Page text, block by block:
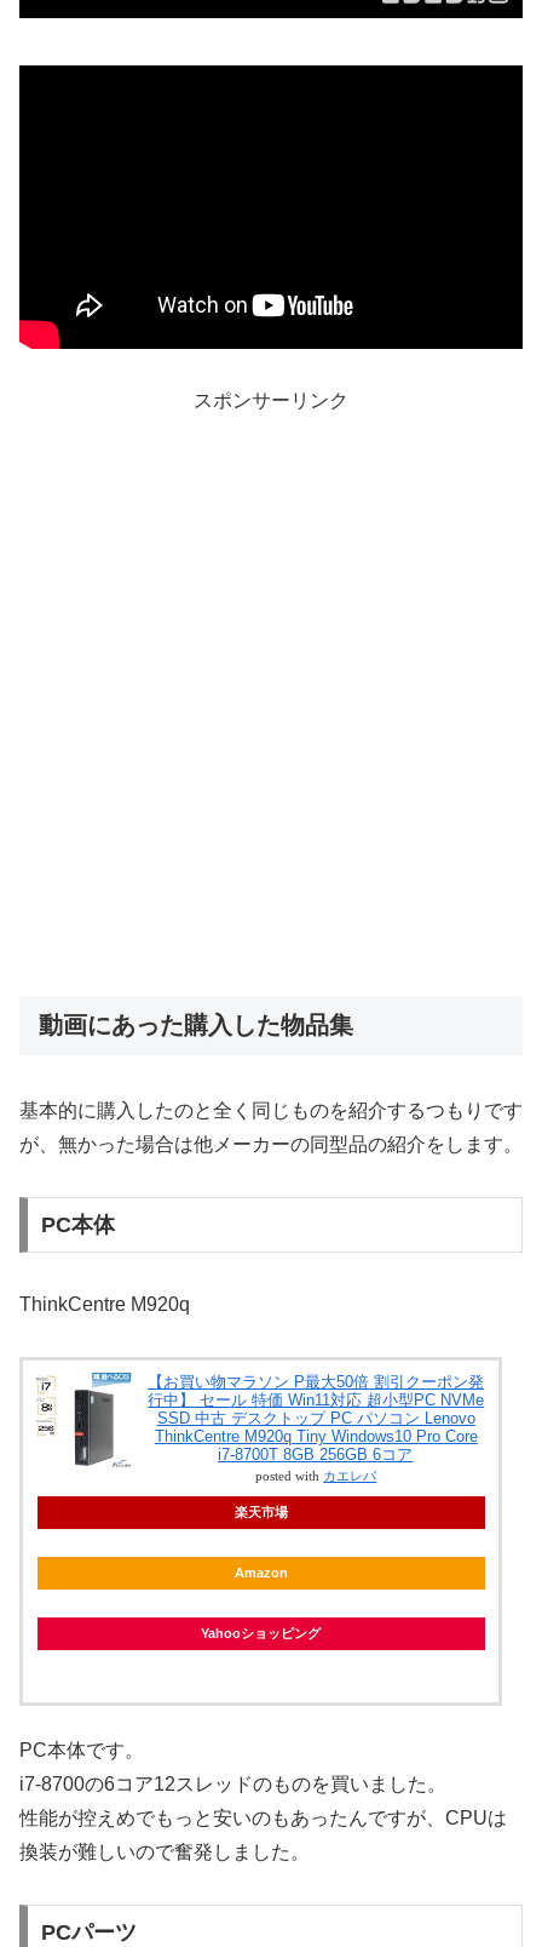
スポンサーリンク
動画にあった購入した物品集
基本的に購入したのと全く同じものを紹介するつもりです
が、無かった場合は他メーカーの同型品の紹介をします。
PC本体
ThinkCentre M920q
【お買い物マラソン P最大50倍 割引クーポン発
行中】 セール 特価 Win11対応 超小型PC NVMe
SSD 中古 デスクトップ PC パソコン Lenovo
ThinkCentre M920q Tiny Windows10 Pro Core
i7-8700T 8GB 256GB 6コア
posted with カエレバ
楽天市場
Amazon
Yahooショッピング
PC本体です。
i7-8700の6コア12スレッドのものを買いました。
性能が控えめでもっと安いのもあったんですが、CPUは
換装が難しいので奮発しました。
PCパーツ